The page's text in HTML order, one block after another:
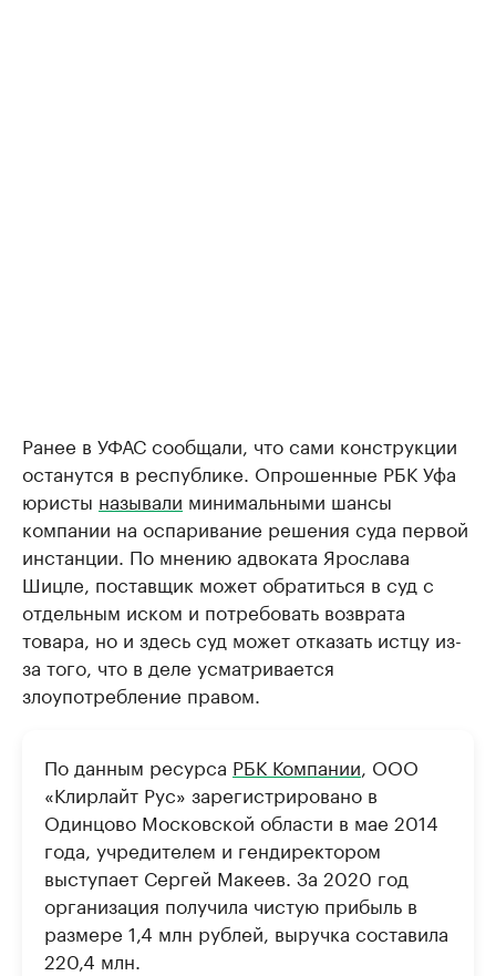
Ранее в УФАС сообщали, что сами конструкции
останутся в республике. Опрошенные РБК Уфа
юристы называли минимальными шансы
компании на оспаривание решения суда первой
инстанции. По мнению адвоката Ярослава
Шицле, поставщик может обратиться в суд с
отдельным иском и потребовать возврата
товара, но и здесь суд может отказать истцу из-
за того, что в деле усматривается
злоупотребление правом.
По данным ресурса РБК Компании, ООО
«Клирлайт Рус» зарегистрировано в
Одинцово Московской области в мае 2014
года, учредителем и гендиректором
выступает Сергей Макеев. За 2020 год
организация получила чистую прибыль в
размере 1,4 млн рублей, выручка составила
220,4 млн.